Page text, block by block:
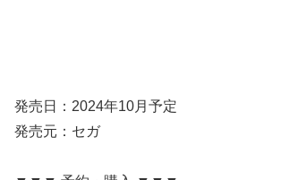
発売日：2024年10月予定
発売元：セガ